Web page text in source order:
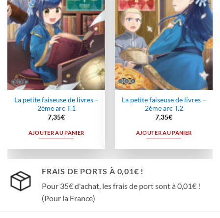
La petite faiseuse de livres –
2ème arc T.1
7,35€
AJOUTER AU PANIER
La petite faiseuse de livres –
2ème arc T.2
7,35€
AJOUTER AU PANIER
FRAIS DE PORTS À 0,01€ !
Pour 35€ d'achat, les frais de port sont à 0,01€ !
(Pour la France)